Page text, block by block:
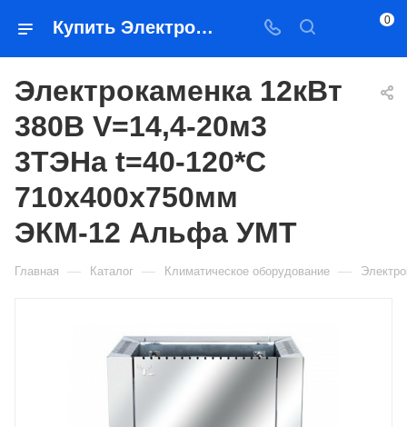
Купить Электрокаменка 12кВт 380В V=14,4-20м3 3ТЭНа t=40-120*С 710х400х750мм ЭКМ-12 Альфа УМТ в Якутске — цена, характеристики, подбор | Востоктехторг 0
Электрокаменка 12кВт
380В V=14,4-20м3
3ТЭНа t=40-120*С
710х400х750мм
ЭКМ-12 Альфа УМТ
Главная — Каталог — Климатическое оборудование —